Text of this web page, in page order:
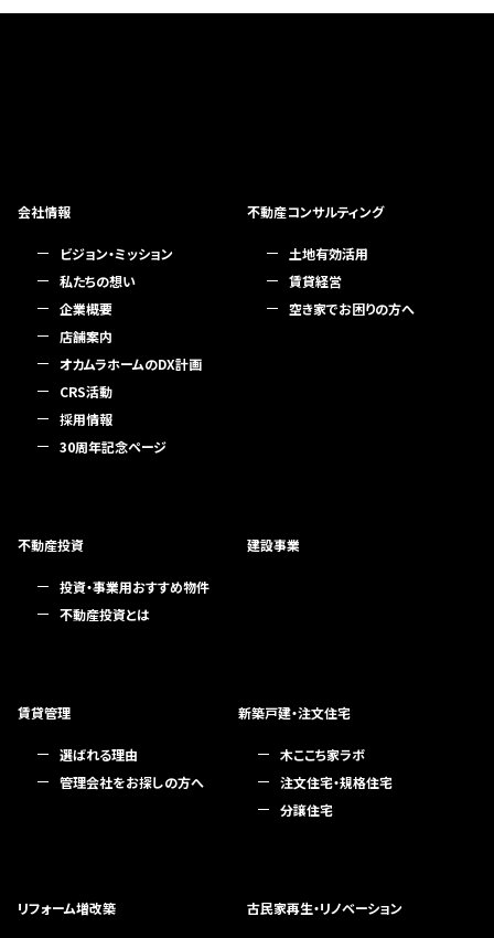
会社情報
ビジョン・ミッション
私たちの想い
企業概要
店舗案内
オカムラホームのDX計画
CRS活動
採用情報
30周年記念ページ
不動産コンサルティング
土地有効活用
賃貸経営
空き家でお困りの方へ
不動産投資
投資・事業用おすすめ物件
不動産投資とは
建設事業
賃貸管理
選ばれる理由
管理会社をお探しの方へ
新築戸建・注文住宅
木ここち家ラボ
注文住宅・規格住宅
分譲住宅
リフォーム増改築 古民家再生・リノベーション